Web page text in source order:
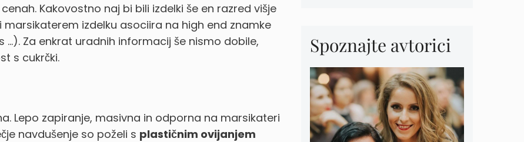
Kakovostno naj bi bili izdelki še en razred višje
marsikaterem izdelku asociira na high end znamke
…). Za enkrat uradnih informacij še nismo dobile,
s cukrčki.
Lepo zapiranje, masivna in odporna na marsikateri
navdušenje so poželi s plastičnim ovijanjem
Spoznajte avtorici